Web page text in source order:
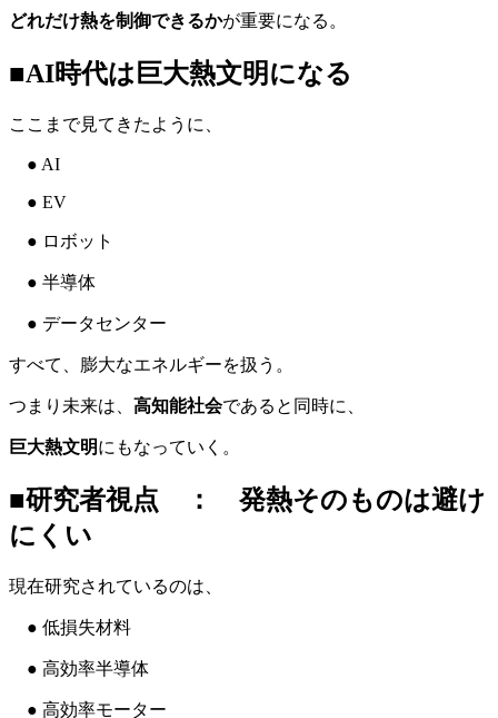
どれだけ熱を制御できるかが重要になる。
■AI時代は巨大熱文明になる
ここまで見てきたように、
● AI
● EV
● ロボット
● 半導体
● データセンター
すべて、膨大なエネルギーを扱う。
つまり未来は、 高知能社会であると同時に、
巨大熱文明にもなっていく。
■研究者視点 ： 発熱そのものは避け
にくい
現在研究されているのは、
● 低損失材料
● 高効率半導体
● 高効率モーター